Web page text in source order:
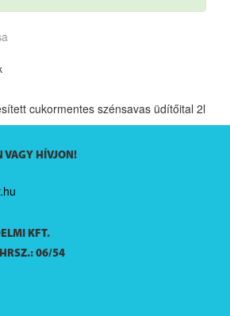
cukormentes szénsavas üdítőital 2l
VAGY HÍVJON!
KFT.
06/54